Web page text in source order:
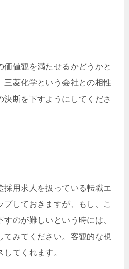
価値観を満たせるかどうかと
三菱化学という会社との相性
決断を下すようにしてくださ
採用求人を扱っている転職エ
しておきますが、もし、こ
のが難しいという時には、
てみてください。客観的な視
てくれます。